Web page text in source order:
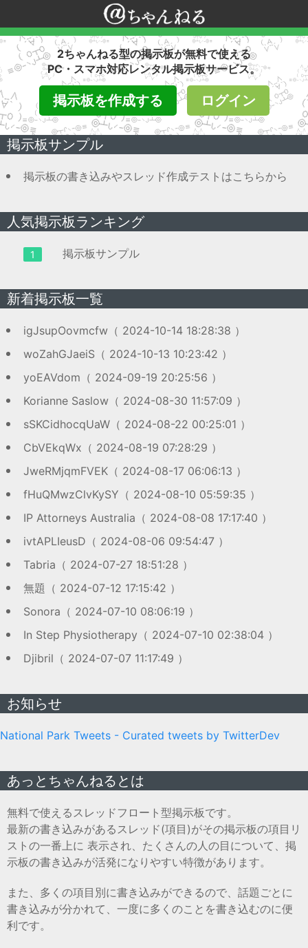
2ちゃんねる型の掲示板が無料で使える
PC・スマホ対応レンタル掲示板サービス。
掲示板を作成する ログイン
掲示板サンプル
掲示板の書き込みやスレッド作成テストはこちらから
人気掲示板ランキング
1 掲示板サンプル
新着掲示板一覧
igJsupOovmcfw（ 2024-10-14 18:28:38 ）
woZahGJaeiS（ 2024-10-13 10:23:42 ）
yoEAVdom（ 2024-09-19 20:25:56 ）
Korianne Saslow（ 2024-08-30 11:57:09 ）
sSKCidhocqUaW（ 2024-08-22 00:25:01 ）
CbVEkqWx（ 2024-08-19 07:28:29 ）
JweRMjqmFVEK（ 2024-08-17 06:06:13 ）
fHuQMwzClvKySY（ 2024-08-10 05:59:35 ）
IP Attorneys Australia（ 2024-08-08 17:17:40 ）
ivtAPLIeusD（ 2024-08-06 09:54:47 ）
Tabria（ 2024-07-27 18:51:28 ）
無題（ 2024-07-12 17:15:42 ）
Sonora（ 2024-07-10 08:06:19 ）
In Step Physiotherapy（ 2024-07-10 02:38:04 ）
Djibril（ 2024-07-07 11:17:49 ）
お知らせ
National Park Tweets - Curated tweets by TwitterDev
あっとちゃんねるとは
無料で使えるスレッドフロート型掲示板です。
最新の書き込みがあるスレッド(項目)がその掲示板の項目リ
ストの一番上に 表示され、たくさんの人の目について、掲
示板の書き込みが活発になりやすい特徴があります。
また、多くの項目別に書き込みができるので、話題ごとに
書き込みが分かれて、一度に多くのことを書き込むのに便
利です。